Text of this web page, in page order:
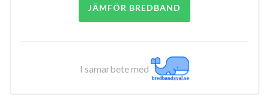
JÄMFÖR BREDBAND
I samarbete med